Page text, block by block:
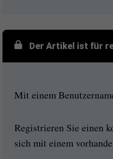
Der Artikel ist für
Mit einem
Registrieren Sie einen
sich mit einem